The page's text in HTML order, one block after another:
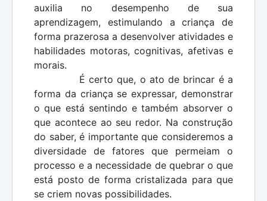
auxilia no desempenho de sua
aprendizagem, estimulando a criança de
forma prazerosa a desenvolver atividades e
habilidades motoras, cognitivas, afetivas e
morais.
É certo que, o ato de brincar é a
forma da criança se expressar, demonstrar
o que está sentindo e também absorver o
que acontece ao seu redor. Na construção
do saber, é importante que consideremos a
diversidade de fatores que permeiam o
processo e a necessidade de quebrar o que
está posto de forma cristalizada para que
se criem novas possibilidades.